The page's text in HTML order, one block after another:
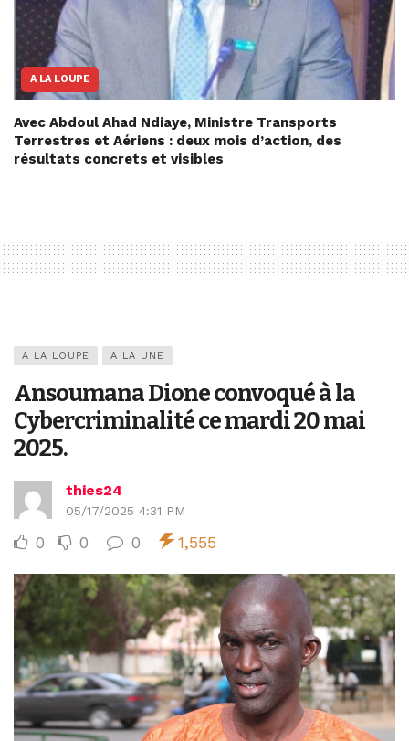
A LA LOUPE
Avec Abdoul Ahad Ndiaye, Ministre Transports
Terrestres et Aériens : deux mois d’action, des
résultats concrets et visibles
A LA LOUPE A LA UNE
Ansoumana Dione convoqué à la
Cybercriminalité ce mardi 20 mai
2025.
thies24
05/17/2025 4:31 PM
0 0 0 1,555